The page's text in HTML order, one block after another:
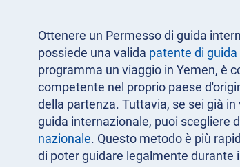
Ottenere un Permesso di guida
possiede una valida patente di
programma un viaggio in Yemen, è
competente nel proprio paese
della partenza. Tuttavia, se sei già
guida internazionale, puoi scegliere
nazionale. Questo metodo è più
di poter guidare legalmente durante